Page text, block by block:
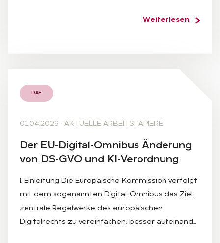
Weiterlesen
DA+
01.04.2026 · AKTUELLE ARBEITSPAPIERE
Der EU-Di­gi­tal-Om­ni­bus Än­de­rung
von DS-GVO und KI-Ver­ord­nung
I. Einleitung Die Europäische Kommission verfolgt
mit dem sogenannten Digital-Omnibus das Ziel,
zentrale Regelwerke des europäischen
Digitalrechts zu vereinfachen, besser aufeinand…